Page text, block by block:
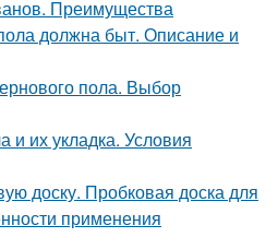
Преимущества
должна быт. Описание и
пола. Выбор
и их укладка. Условия
доску. Пробковая доска для
применения